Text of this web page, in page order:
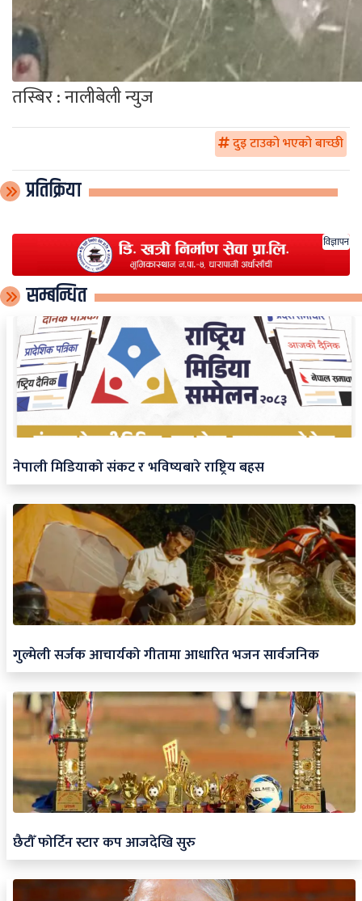
तस्बिर : नालीबेली न्युज
दुइ टाउको भएको बाच्छी
प्रतिक्रिया
विज्ञापन
सम्बन्धित
नेपाली मिडियाको संकट र भविष्यबारे राष्ट्रिय बहस
गुल्मेली सर्जक आचार्यको गीतामा आधारित भजन सार्वजनिक
छैटौँ फोर्टिन स्टार कप आजदेखि सुरु